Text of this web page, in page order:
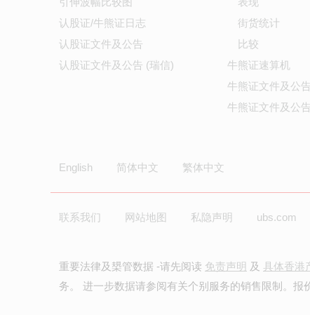
认股证/牛熊证日志
认股证文件及公告
认股证文件及公告 (瑞信)
街货统计
比较
牛熊证速算机
牛熊证文件及公告
牛熊证文件及公
English 简体中文 繁体中文
联系我们 网站地图 私隐声明 ubs.com
重要法律及槼管数据 -请先阅读 免责声明 及 具体香港
务。 进一步数据请参阅有关个别服务的销售限制。报